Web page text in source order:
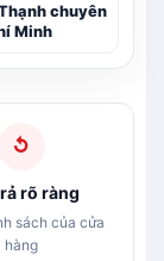
chuyên
Minh
↺
rõ ràng
sách của cửa
hàng